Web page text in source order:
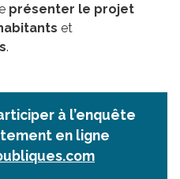
présenter le projet
et
.
à l’enquête
en ligne